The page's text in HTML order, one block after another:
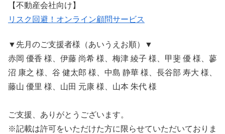
【不動産会社向け】
リスク回避！オンライン顧問サービス
▼先月のご支援者様（あいうえお順）▼
赤岡 優香 様、伊藤 尚希 様、梅津 綾子 様、甲斐 優 様、蓼
沼 康之 様、谷 健太郎 様、中島 静華 様、長谷部 寿大 様、
藤山 優里 様、山田 元康 様、山本 朱代 様
ご支援、ありがとうございます。
※記載は許可をいただけた方に限らせていただいておりま